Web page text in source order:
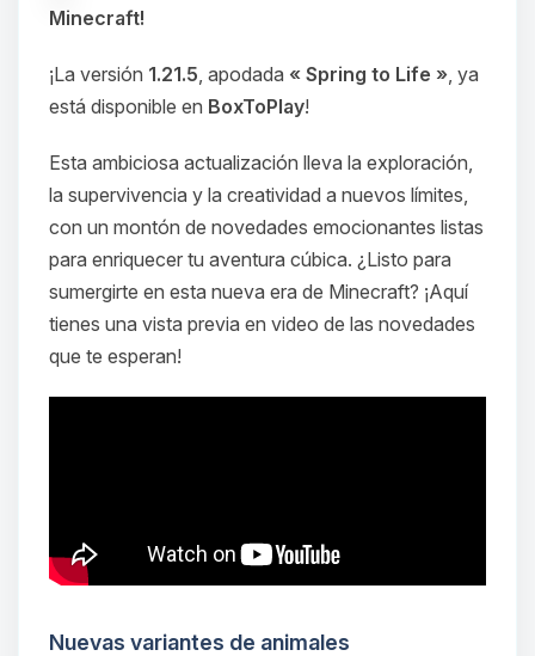
Minecraft!
¡La versión 1.21.5, apodada « Spring to Life », ya
está disponible en BoxToPlay!
Esta ambiciosa actualización lleva la exploración,
la supervivencia y la creatividad a nuevos límites,
con un montón de novedades emocionantes listas
para enriquecer tu aventura cúbica. ¿Listo para
sumergirte en esta nueva era de Minecraft? ¡Aquí
tienes una vista previa en video de las novedades
que te esperan!
Nuevas variantes de animales